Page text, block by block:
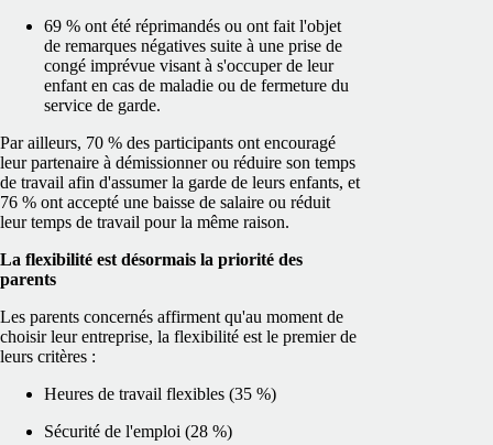
69 % ont été réprimandés ou ont fait l'objet
de remarques négatives suite à une prise de
congé imprévue visant à s'occuper de leur
enfant en cas de maladie ou de fermeture du
service de garde.
Par ailleurs, 70 % des participants ont encouragé
leur partenaire à démissionner ou réduire son temps
de travail afin d'assumer la garde de leurs enfants, et
76 % ont accepté une baisse de salaire ou réduit
leur temps de travail pour la même raison.
La flexibilité est désormais la priorité des
parents
Les parents concernés affirment qu'au moment de
choisir leur entreprise, la flexibilité est le premier de
leurs critères :
Heures de travail flexibles (35 %)
Sécurité de l'emploi (28 %)